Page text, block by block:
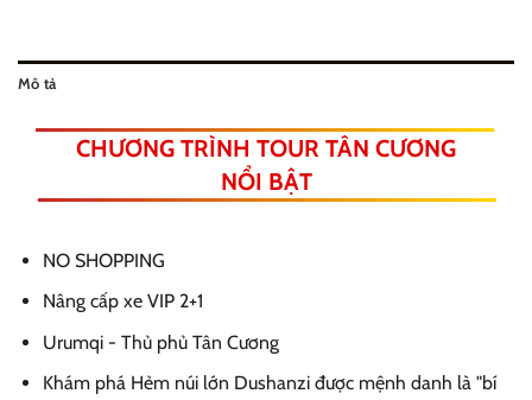
Mô tả
CHƯƠNG TRÌNH TOUR TÂN CƯƠNG
NỔI BẬT
NO SHOPPING
Nâng cấp xe VIP 2+1
Urumqi - Thủ phủ Tân Cương
Khám phá Hẻm núi lớn Dushanzi được mệnh danh là "bí